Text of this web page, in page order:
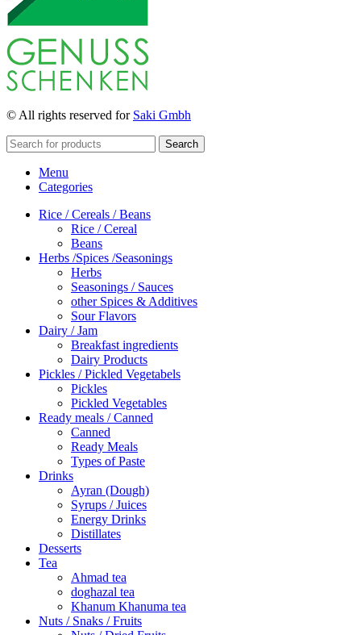
© All rights reserved for Saki Gmbh
Search
Menu
Categories
Rice / Cereals / Beans
Rice / Cereal
Beans
Herbs /Spices /Seasonings
Herbs
Seasonings / Sauces
other Spices & Additives
Sour Flavors
Dairy / Jam
Breakfast ingredients
Dairy Products
Pickles / Pickled Vegetabels
Pickles
Pickled Vegetables
Ready meals / Canned
Canned
Ready Meals
Types of Paste
Drinks
Ayran (Dough)
Syrups / Juices
Energy Drinks
Distillates
Desserts
Tea
Ahmad tea
doghazal tea
Khanum Khanuma tea
Nuts / Snaks / Fruits